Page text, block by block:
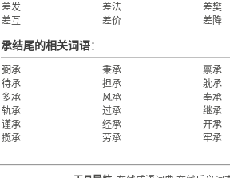
差发
差法 差樊
差互
差价 差降
承结尾的相关词语：
弼承 秉承 禀承
待承
担承 躭承
多承
风承 奉承
轨承
过承 继承
谨承
经承 开承
揽承
劳承 牢承